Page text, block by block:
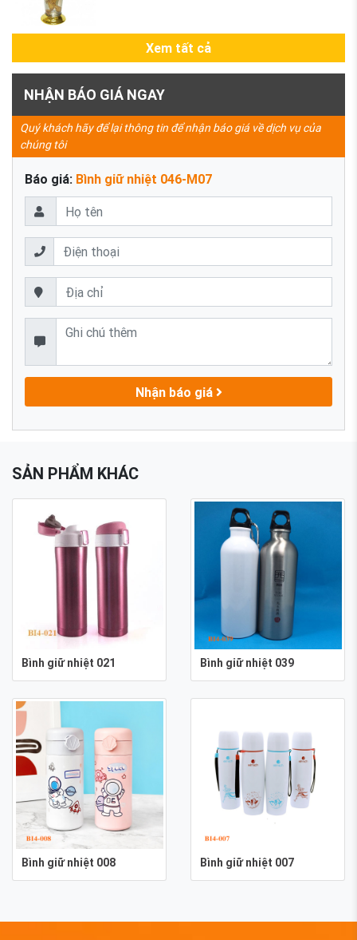
Xem tất cả
NHẬN BÁO GIÁ NGAY
Quý khách hãy để lại thông tin để nhận báo giá về dịch vụ của
chúng tôi
Báo giá: Bình giữ nhiệt 046-M07
Nhận báo giá
SẢN PHẨM KHÁC
Bình giữ nhiệt 021 Bình giữ nhiệt 039
Bình giữ nhiệt 008 Bình giữ nhiệt 007